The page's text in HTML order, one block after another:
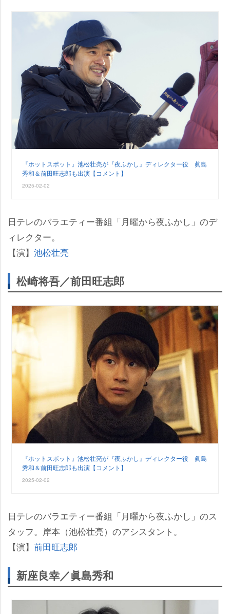
『ホットスポット』池松壮亮が『夜ふかし』ディレクター役 眞島
秀和＆前田旺志郎も出演【コメント】
2025-02-02
日テレのバラエティー番組「月曜から夜ふかし」のデ
ィレクター。
【演】 池松壮亮
松崎将吾／前田旺志郎
『ホットスポット』池松壮亮が『夜ふかし』ディレクター役 眞島
秀和＆前田旺志郎も出演【コメント】
2025-02-02
日テレのバラエティー番組「月曜から夜ふかし」のス
タッフ。岸本（池松壮亮）のアシスタント。
【演】 前田旺志郎
新座良幸／眞島秀和